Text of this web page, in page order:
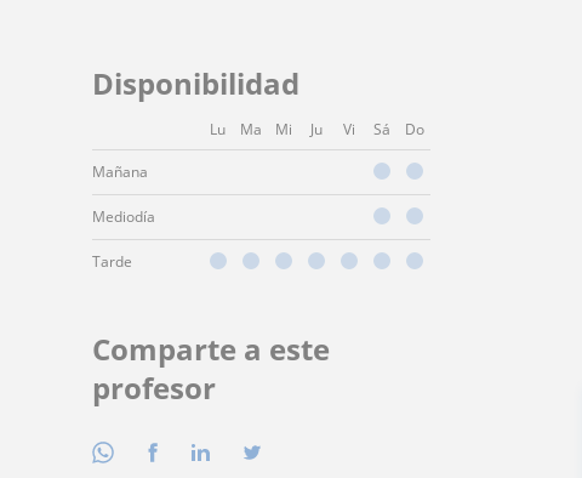
Disponibilidad
Lu Ma Mi Ju Vi Sá Do
Mañana
Mediodía
Tarde
Comparte a este
profesor